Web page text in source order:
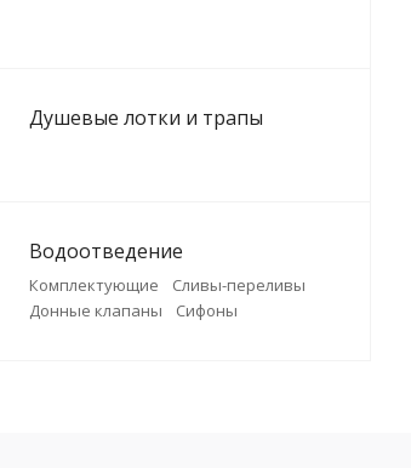
Душевые лотки и трапы
Водоотведение
Комплектующие
Сливы-переливы
Донные клапаны
Сифоны